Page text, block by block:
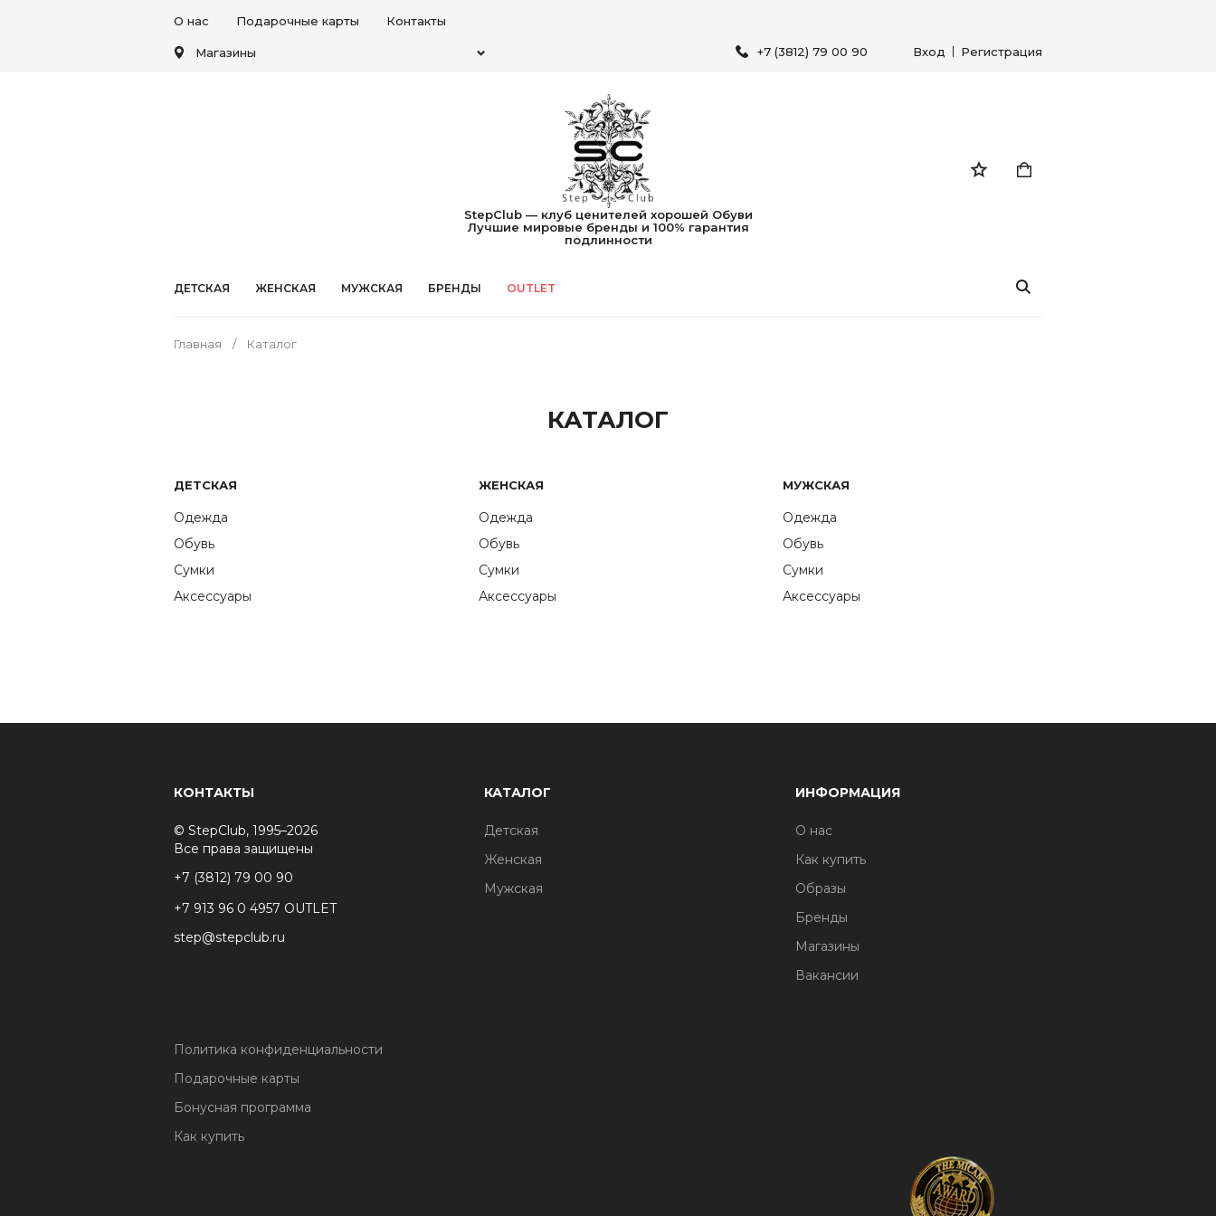
О нас Подарочные карты Контакты
Магазины +7 (3812) 79 00 90 Вход Регистрация
StepClub — клуб ценителей хорошей Обуви
Лучшие мировые бренды и 100% гарантия
подлинности
ДЕТСКАЯ ЖЕНСКАЯ МУЖСКАЯ БРЕНДЫ OUTLET
Главная Каталог
КАТАЛОГ
ДЕТСКАЯ
Одежда
Обувь
Сумки
Аксессуары
ЖЕНСКАЯ
Одежда
Обувь
Сумки
Аксессуары
МУЖСКАЯ
Одежда
Обувь
Сумки
Аксессуары
КОНТАКТЫ
© StepClub, 1995–2026
Все права защищены
+7 (3812) 79 00 90
+7 913 96 0 4957 OUTLET
step@stepclub.ru
КАТАЛОГ
Детская
Женская
Мужская
ИНФОРМАЦИЯ
О нас
Как купить
Образы
Бренды
Магазины
Вакансии
Политика конфиденциальности
Подарочные карты
Бонусная программа
Как купить